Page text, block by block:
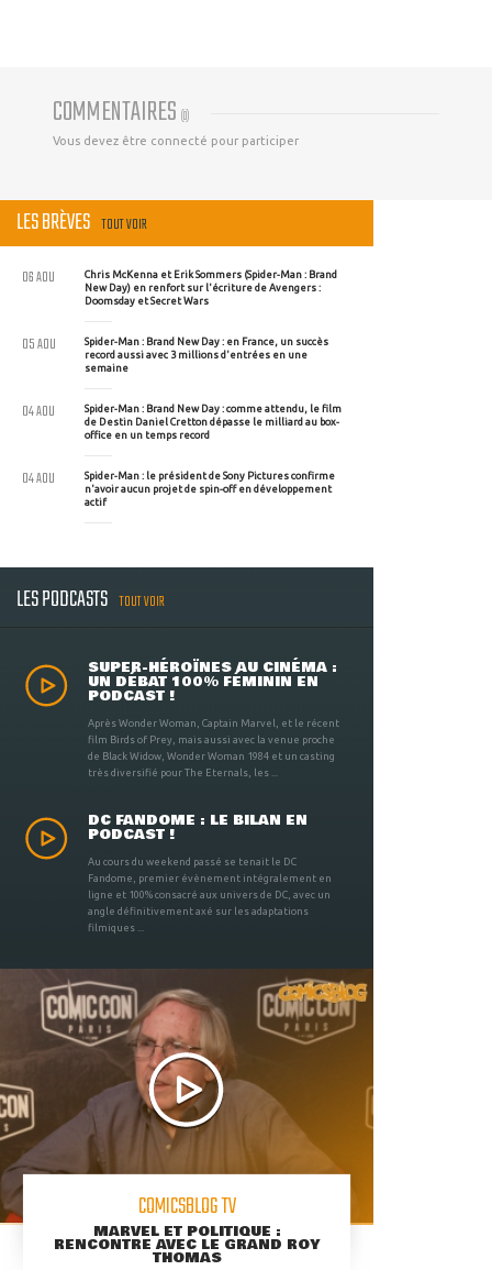
COMMENTAIRES (0)
Vous devez être connecté pour participer
LES BRÈVES TOUT VOIR
Chris McKenna et Erik Sommers (Spider-Man : Brand
New Day) en renfort sur l'écriture de Avengers :
Doomsday et Secret Wars
06 AOU
Spider-Man : Brand New Day : en France, un succès
record aussi avec 3 millions d'entrées en une
semaine
05 AOU
Spider-Man : Brand New Day : comme attendu, le film
de Destin Daniel Cretton dépasse le milliard au box-
office en un temps record
04 AOU
Spider-Man : le président de Sony Pictures confirme
n'avoir aucun projet de spin-off en développement
actif
04 AOU
LES PODCASTS TOUT VOIR
SUPER-HÉROÏNES AU CINÉMA :
UN DÉBAT 100% FÉMININ EN
PODCAST !
Après Wonder Woman, Captain Marvel, et le récent
film Birds of Prey, mais aussi avec la venue proche
de Black Widow, Wonder Woman 1984 et un casting
très diversifié pour The Eternals, les ...
DC FANDOME : LE BILAN EN
PODCAST !
Au cours du weekend passé se tenait le DC
Fandome, premier évènement intégralement en
ligne et 100% consacré aux univers de DC, avec un
angle définitivement axé sur les adaptations
filmiques ...
COMICSBLOG TV
MARVEL ET POLITIQUE :
RENCONTRE AVEC LE GRAND ROY
THOMAS